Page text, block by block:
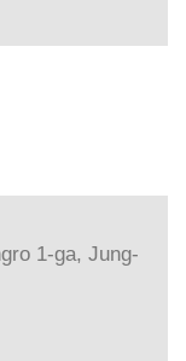
1-ga, Jung-